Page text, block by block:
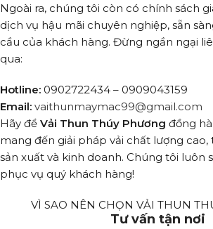
Ngoài ra, chúng tôi còn có chính sách
dịch vụ hậu mãi chuyên nghiệp, sẵn
cầu của khách hàng. Đừng ngần ngại
qua:
Hotline: 0902722434 – 0909043159
Email: vaithunmaymac99@gmail.com
Hãy để Vải Thun Thúy Phương đồng
mang đến giải pháp vải chất lượng cao,
sản xuất và kinh doanh. Chúng tôi luôn
phục vụ quý khách hàng!
VÌ SAO NÊN CHỌN VẢI THUN
Tư vấn tận nơi